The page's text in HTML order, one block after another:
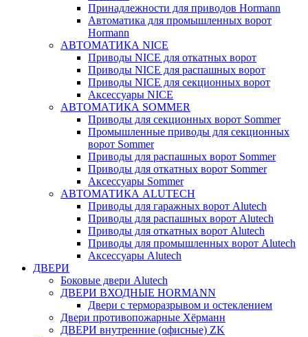
Принадлежности для приводов Hormann
Автоматика для промышленных ворот
Hormann
АВТОМАТИКА NICE
Приводы NICE для откатных ворот
Приводы NICE для распашных ворот
Приводы NICE для секционных ворот
Аксессуары NICE
АВТОМАТИКА SOMMER
Приводы для секционных ворот Sommer
Промышленные приводы для секционных
ворот Sommer
Приводы для распашных ворот Sommer
Приводы для откатных ворот Sommer
Аксессуары Sommer
АВТОМАТИКА ALUTECH
Приводы для гаражных ворот Alutech
Приводы для распашных ворот Alutech
Приводы для откатных ворот Alutech
Приводы для промышленных ворот Alutech
Аксессуары Alutech
ДВЕРИ
Боковые двери Alutech
ДВЕРИ ВХОДНЫЕ HORMANN
Двери с терморазрывом и остеклением
Двери противопожарные Хёрманн
ДВЕРИ внутренние (офисные) ZK